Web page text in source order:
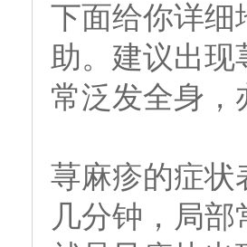
下面给你详细
助。建议出现
常泛发全身，
荨麻疹的症状
几分钟，局